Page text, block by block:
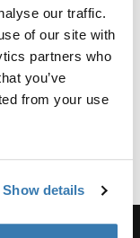
our traffic.
of our site with
partners who
you’ve
from your use
Show details